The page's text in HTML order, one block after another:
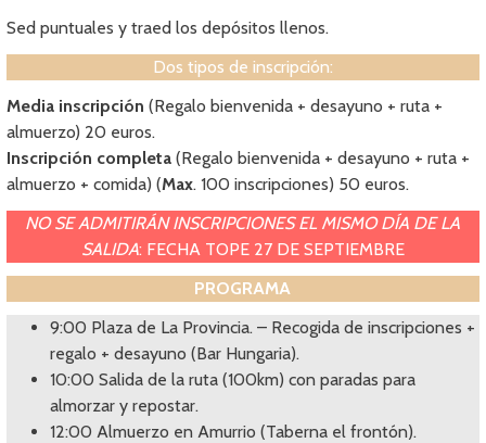
Sed puntuales y traed los depósitos llenos.
Dos tipos de inscripción:
Media inscripción (Regalo bienvenida + desayuno + ruta +
almuerzo) 20 euros.
Inscripción completa (Regalo bienvenida + desayuno + ruta +
almuerzo + comida) (Max. 100 inscripciones) 50 euros.
NO SE ADMITIRÁN INSCRIPCIONES EL MISMO DÍA DE LA
SALIDA: FECHA TOPE 27 DE SEPTIEMBRE
PROGRAMA
9:00 Plaza de La Provincia. – Recogida de inscripciones +
regalo + desayuno (Bar Hungaria).
10:00 Salida de la ruta (100km) con paradas para
almorzar y repostar.
12:00 Almuerzo en Amurrio (Taberna el frontón).